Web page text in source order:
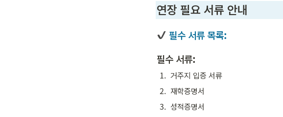
연장 필요 서류 안내
필수 서류 목록:
필수 서류:
1. 거주지 입증 서류
2. 재학증명서
3. 성적증명서